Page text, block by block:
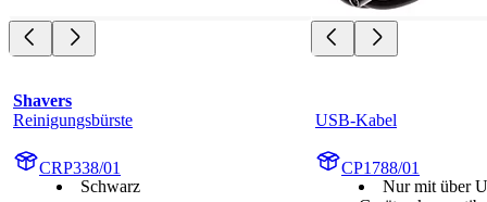
Shavers
Reinigungsbürste
CRP338/01
Schwarz
USB-Kabel
CP1788/01
Nur mit über